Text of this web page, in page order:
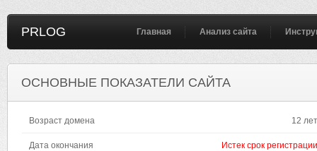
PRLOG Главная Анализ сайта
ОСНОВНЫЕ ПОКАЗАТЕЛИ САЙТА
Возраст домена 12 лет
Дата окончания Истек срок регистрации